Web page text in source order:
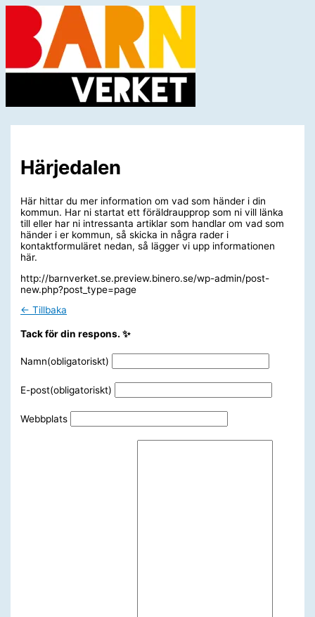
Hoppa
innehåll
Härjedalen
Här hittar du mer information om vad som händer i din
kommun. Har ni startat ett föräldraupprop som ni vill länka
till eller har ni intressanta artiklar som handlar om vad som
händer i er kommun, så skicka in några rader i
kontaktformuläret nedan, så lägger vi upp informationen
här.
http://barnverket.se.preview.binero.se/wp-admin/post-
new.php?post_type=page
← Tillbaka
Tack för din respons. ✨
Namn(obligatoriskt)
E-post(obligatoriskt)
Webbplats